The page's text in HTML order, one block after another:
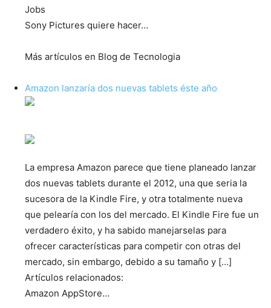
Jobs
Sony Pictures quiere hacer…
Más artículos en Blog de Tecnologia
Amazon lanzaría dos nuevas tablets éste año
La empresa Amazon parece que tiene planeado lanzar
dos nuevas tablets durante el 2012, una que seria la
sucesora de la Kindle Fire, y otra totalmente nueva
que pelearía con los del mercado. El Kindle Fire fue un
verdadero éxito, y ha sabido manejarselas para
ofrecer características para competir con otras del
mercado, sin embargo, debido a su tamaño y […]
Artículos relacionados:
Amazon AppStore…